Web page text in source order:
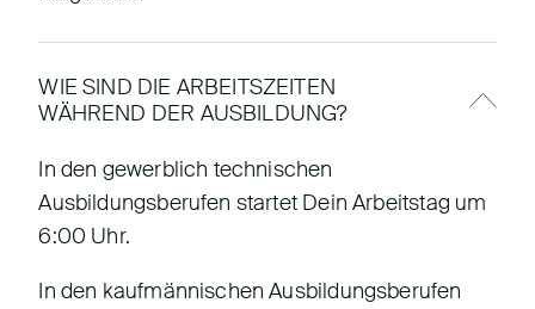
WIE SIND DIE ARBEITSZEITEN
WÄHREND DER AUSBILDUNG?
In den gewerblich technischen
Ausbildungsberufen startet Dein Arbeitstag um
6:00 Uhr.
In den kaufmännischen Ausbildungsberufen